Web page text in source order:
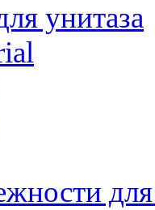
унитаза